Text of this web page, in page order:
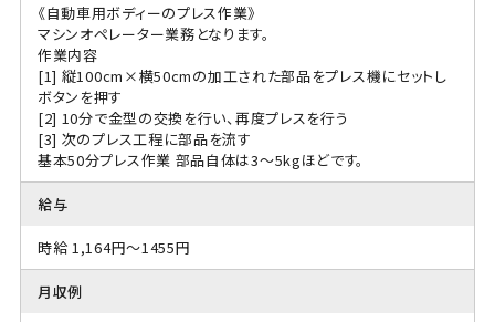
《自動車用ボディーのプレス作業》
マシンオペレーター業務となります。
作業内容
[1] 縦100cm×横50cmの加工された部品をプレス機にセットし
ボタンを押す
[2] 10分で金型の交換を行い、再度プレスを行う
[3] 次のプレス工程に部品を流す
基本50分プレス作業 部品自体は3～5kgほどです。
給与
時給 1,164円～1455円
月収例